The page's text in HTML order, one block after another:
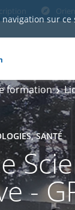
sur
formation
SANTÉ
-